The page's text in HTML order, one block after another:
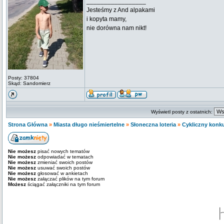
Posty: 37804
Skąd: Sandomierz
Jesteśmy z And alpakami
i kopyta mamy,
nie dorówna nam nikt!
Wyświetl posty z ostatnich:
Strona Główna » Miasta długo nieśmiertelne » Słoneczna loteria » Cykliczny
Nie możesz pisać nowych tematów
Nie możesz odpowiadać w tematach
Nie możesz zmieniać swoich postów
Nie możesz usuwać swoich postów
Nie możesz głosować w ankietach
Nie możesz załączać plików na tym forum
Możesz ściągać załączniki na tym forum